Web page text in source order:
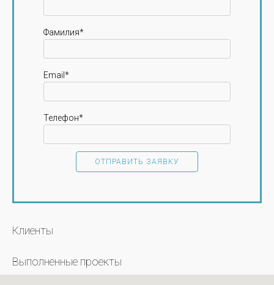
Фамилия*
Email*
Телефон*
Клиенты
Выполненные проекты